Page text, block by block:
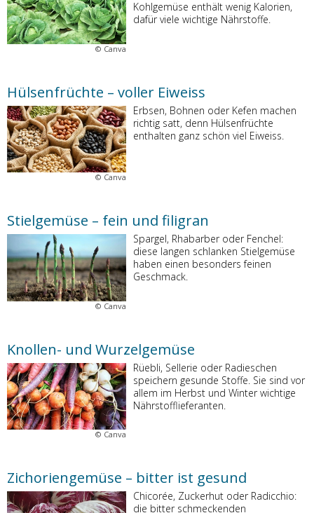
© Canva
Kohlgemüse enthält wenig Kalorien,
dafür viele wichtige Nährstoffe.
Hülsenfrüchte – voller Eiweiss
© Canva
Erbsen, Bohnen oder Kefen machen
richtig satt, denn Hülsenfrüchte
enthalten ganz schön viel Eiweiss.
Stielgemüse – fein und filigran
© Canva
Spargel, Rhabarber oder Fenchel:
diese langen schlanken Stielgemüse
haben einen besonders feinen
Geschmack.
Knollen- und Wurzelgemüse
© Canva
Rüebli, Sellerie oder Radieschen
speichern gesunde Stoffe. Sie sind vor
allem im Herbst und Winter wichtige
Nährstofflieferanten.
Zichoriengemüse – bitter ist gesund
Chicorée, Zuckerhut oder Radicchio:
die bitter schmeckenden